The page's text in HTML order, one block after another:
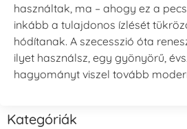
használtak, ma – ahogy ez a
inkább a tulajdonos ízlését
hódítanak. A szecesszió óta
ilyet használsz, egy gyönyörű,
hagyományt viszel tovább
Kategóriák